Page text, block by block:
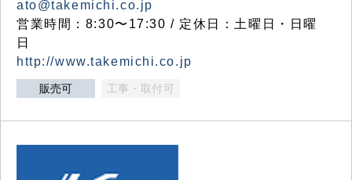
ato@takemichi.co.jp
営業時間：8:30〜17:30 / 定休日：土曜日・日曜
日
http://www.takemichi.co.jp
販売可 工事・取付可